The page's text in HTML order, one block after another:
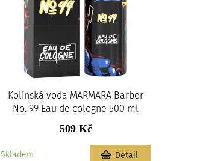
Kolínská voda MARMARA Barber
No. 99 Eau de cologne 500 ml
509 Kč
Skladem Detail